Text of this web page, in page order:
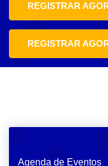
REGISTRAR
REGISTRAR
Agenda de Eventos